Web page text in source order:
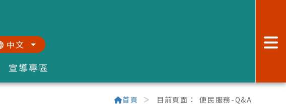
中文
宣導專區
首頁 目前頁面： 便民服務-Q&A